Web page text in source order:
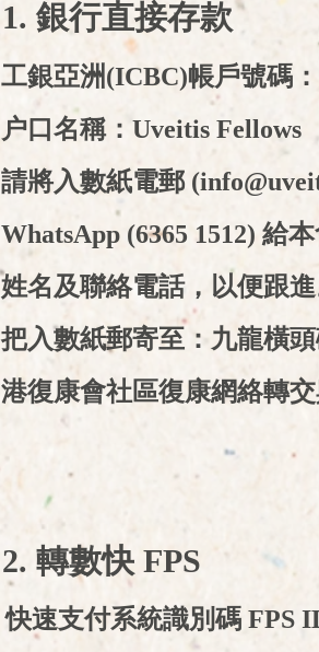
工銀亞洲(ICBC)帳戶號碼：
户口名稱：Uveitis Fellows
請將入數紙電郵 (
WhatsApp (6365 1512) 給
姓名及聯絡電話，以便跟
把入數紙郵寄至： 九龍橫
港復康會社區復康網絡轉交
1. 銀行直接存款
快速支付系統識別碼 FPS
2. 轉數快 FPS